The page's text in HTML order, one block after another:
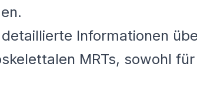
Informationen
MRTs, sowohl